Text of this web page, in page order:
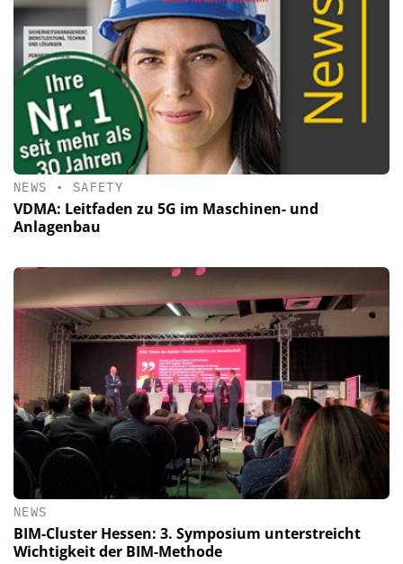
NEWS • SAFETY
VDMA: Leitfaden zu 5G im Maschinen- und
Anlagenbau
NEWS
BIM-Cluster Hessen: 3. Symposium unterstreicht
Wichtigkeit der BIM-Methode